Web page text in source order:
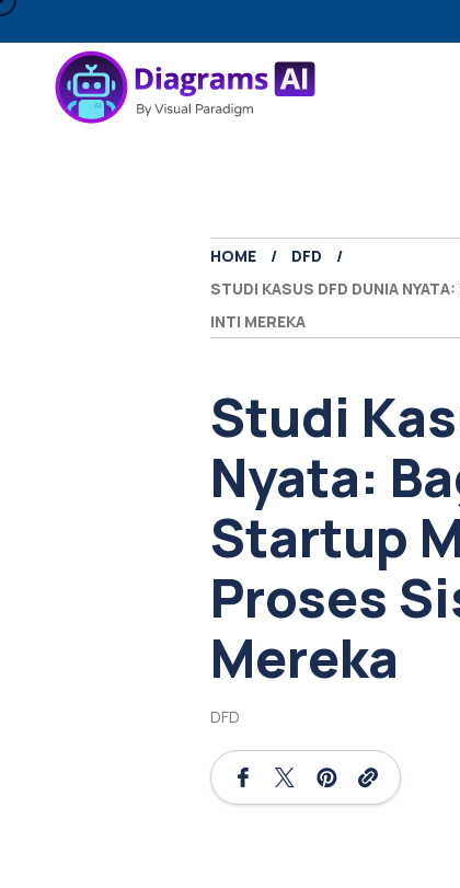
HOME
DFD
STUDI KASUS DFD DUNIA
INTI MEREKA
Studi
Nyata:
Startup
Proses
Mereka
DFD